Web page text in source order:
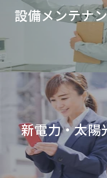
設備メンテナ
新電力・太陽